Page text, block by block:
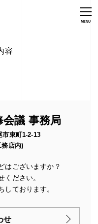
容
議 事務局
市東町1-2-13
務店内)
はございますか？
ください。
しております。
せ